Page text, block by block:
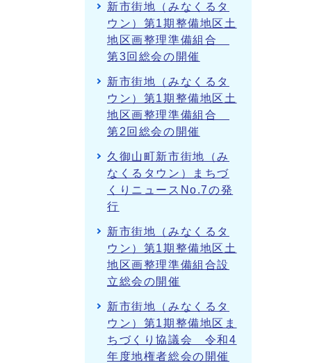
新市街地（みなくるタ
ウン）第1期整備地区土
地区画整理準備組合
第3回総会の開催
新市街地（みなくるタ
ウン）第1期整備地区土
地区画整理準備組合
第2回総会の開催
久御山町新市街地（み
なくるタウン）まちづ
くりニュースNo.7の発
行
新市街地（みなくるタ
ウン）第1期整備地区土
地区画整理準備組合設
立総会の開催
新市街地（みなくるタ
ウン）第1期整備地区ま
ちづくり協議会 令和4
年度地権者総会の開催